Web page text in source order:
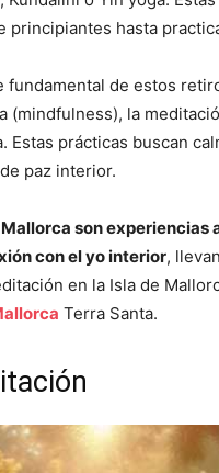
hasta
fundamental de estos
(mindfulness), la
prácticas buscan
paz interior.
son experiencias
con el yo interior,
en la Isla de
Terra Santa.